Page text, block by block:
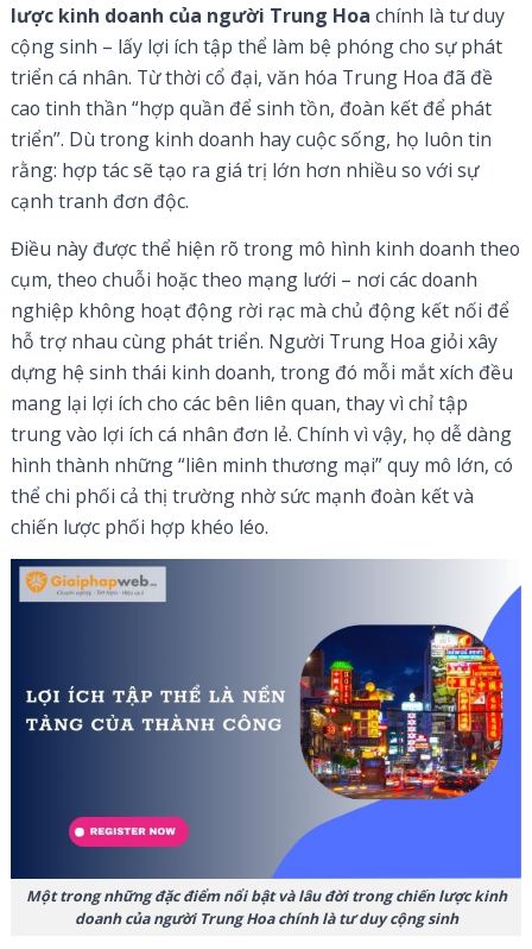
lược kinh doanh của người Trung Hoa chính là tư duy
cộng sinh – lấy lợi ích tập thể làm bệ phóng cho sự phát
triển cá nhân. Từ thời cổ đại, văn hóa Trung Hoa đã đề
cao tinh thần “hợp quần để sinh tồn, đoàn kết để phát
triển”. Dù trong kinh doanh hay cuộc sống, họ luôn tin
rằng: hợp tác sẽ tạo ra giá trị lớn hơn nhiều so với sự
cạnh tranh đơn độc.
Điều này được thể hiện rõ trong mô hình kinh doanh theo
cụm, theo chuỗi hoặc theo mạng lưới – nơi các doanh
nghiệp không hoạt động rời rạc mà chủ động kết nối để
hỗ trợ nhau cùng phát triển. Người Trung Hoa giỏi xây
dựng hệ sinh thái kinh doanh, trong đó mỗi mắt xích đều
mang lại lợi ích cho các bên liên quan, thay vì chỉ tập
trung vào lợi ích cá nhân đơn lẻ. Chính vì vậy, họ dễ dàng
hình thành những “liên minh thương mại” quy mô lớn, có
thể chi phối cả thị trường nhờ sức mạnh đoàn kết và
chiến lược phối hợp khéo léo.
Một trong những đặc điểm nổi bật và lâu đời trong chiến lược kinh
doanh của người Trung Hoa chính là tư duy cộng sinh